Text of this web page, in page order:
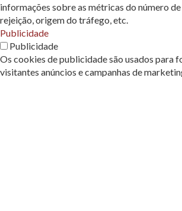
informações sobre as métricas do número
rejeição, origem do tráfego, etc.
Publicidade
Publicidade
Os cookies de publicidade são usados ​​para
visitantes anúncios e campanhas de